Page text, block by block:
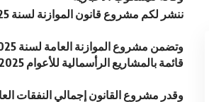
ننشر لكم مشروع قانون الموازنة لسنة 2025 الذي اقره مجلس الوزراء تمهيدا لإحالته إلى مجلس الأمة.
قائمة بالمشاريع الرأسمالية للأعوام 2025-2027، موازنات المحافظات حسب السقوف المحددة.